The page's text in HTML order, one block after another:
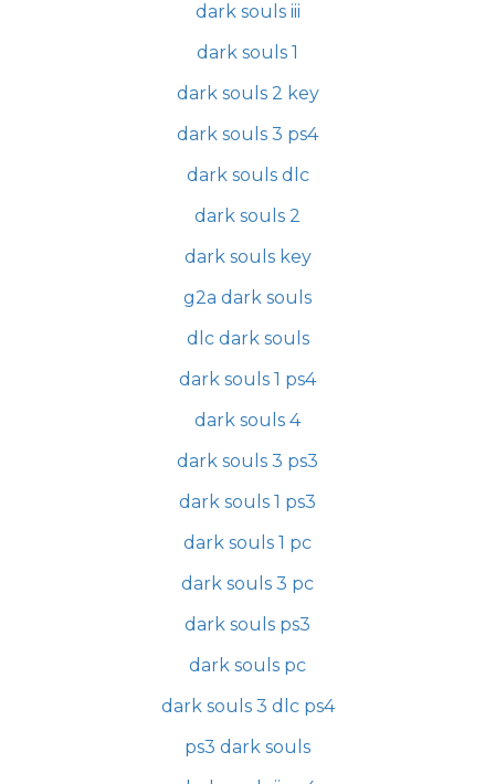
dark souls iii
dark souls 1
dark souls 2 key
dark souls 3 ps4
dark souls dlc
dark souls 2
dark souls key
g2a dark souls
dlc dark souls
dark souls 1 ps4
dark souls 4
dark souls 3 ps3
dark souls 1 ps3
dark souls 1 pc
dark souls 3 pc
dark souls ps3
dark souls pc
dark souls 3 dlc ps4
ps3 dark souls